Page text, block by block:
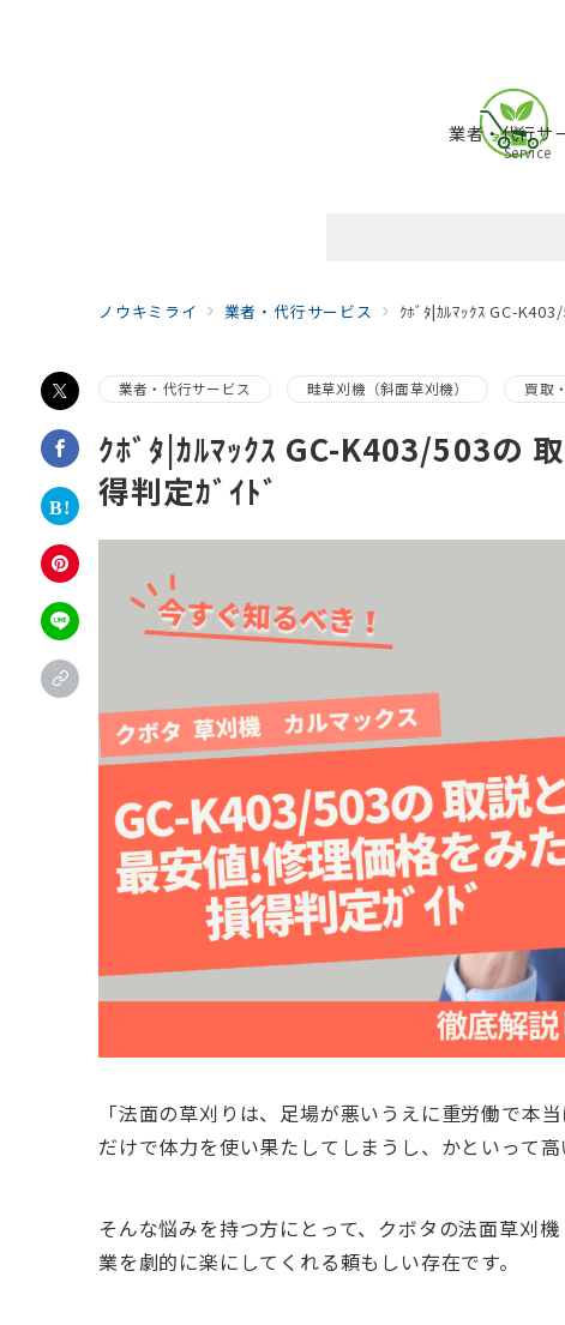
業者・代行サ
Service
ノウキミライ 業者・代行サービス ｸﾎﾞﾀ|ｶﾙﾏｯｸｽ GC-
業者・代行サービス 畦草刈機（斜面草刈機） 買取
ｸﾎﾞﾀ|ｶﾙﾏｯｸｽ GC-K403/503の
得判定ｶﾞｲﾄﾞ
「法面の草刈りは、足場が悪いうえに重労働で本
だけで体力を使い果たしてしまうし、かといって
そんな悩みを持つ方にとって、クボタの法面草刈
業を劇的に楽にしてくれる頼もしい存在です。